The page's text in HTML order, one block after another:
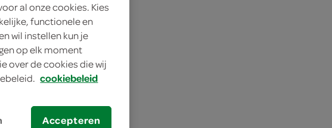
al onze cookies. Kies
functionele en
wil instellen kun je
op elk moment
over de cookies die wij
cookiebeleid
Accepteren